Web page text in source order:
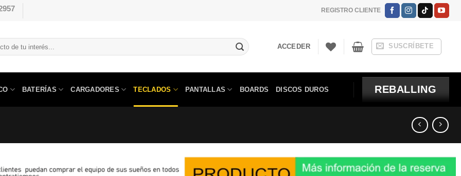
REGISTRO CLIENTE
ACCEDER SUSCRÍBETE
BATERÍAS CARGADORES TECLADOS PANTALLAS BOARDS DISCOS DUROS REBALLING